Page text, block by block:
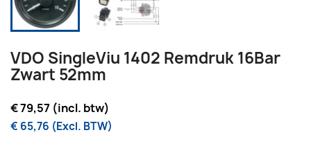
VDO SingleViu 1402 Remdruk 16Bar
Zwart 52mm
€ 79,57 (incl. btw)
€ 65,76 (Excl. BTW)